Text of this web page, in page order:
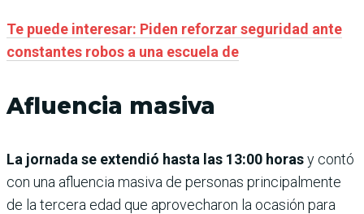
Te puede interesar: Piden reforzar seguridad ante
constantes robos a una escuela de
Afluencia masiva
La jornada se extendió hasta las 13:00 horasy contó
con una afluencia masiva de personas principalmente
de la tercera edad que aprovecharon la ocasión para